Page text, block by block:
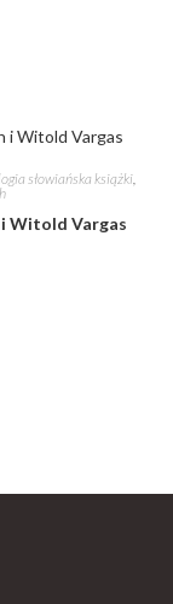
słowiańska książki
i Witold Vargas